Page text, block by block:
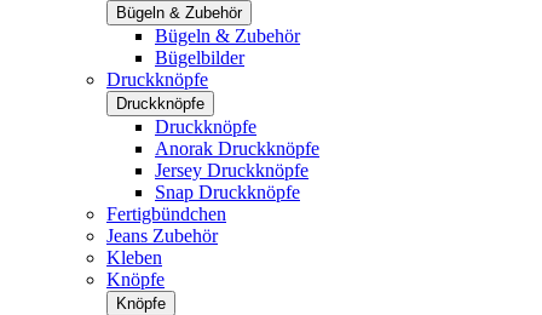
Bügeln & Zubehör
Bügeln & Zubehör
Bügelbilder
Druckknöpfe
Druckknöpfe
Druckknöpfe
Anorak Druckknöpfe
Jersey Druckknöpfe
Snap Druckknöpfe
Fertigbündchen
Jeans Zubehör
Kleben
Knöpfe
Knöpfe